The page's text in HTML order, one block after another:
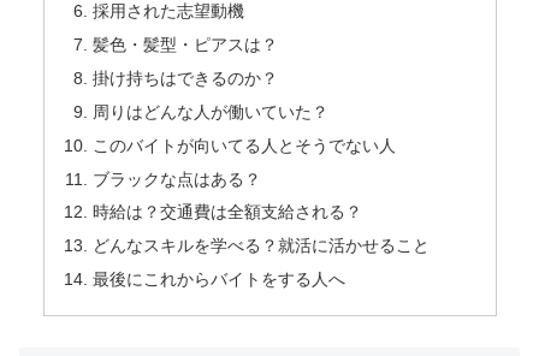
採用された志望動機
髪色・髪型・ピアスは？
掛け持ちはできるのか？
周りはどんな人が働いていた？
このバイトが向いてる人とそうでない人
ブラックな点はある？
時給は？交通費は全額支給される？
どんなスキルを学べる？就活に活かせること
最後にこれからバイトをする人へ